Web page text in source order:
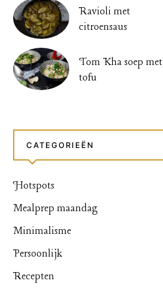
Ravioli met
citroensaus
Tom Kha soep met
tofu
CATEGORIEËN
Hotspots
Mealprep maandag
Minimalisme
Persoonlijk
Recepten